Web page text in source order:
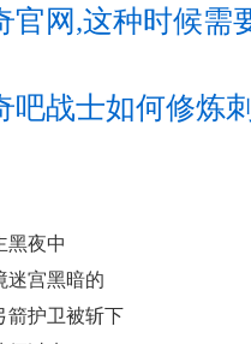
官网,这种时候需
吧战士如何修炼
黑夜中
迷宫黑暗的
箭护卫被斩下